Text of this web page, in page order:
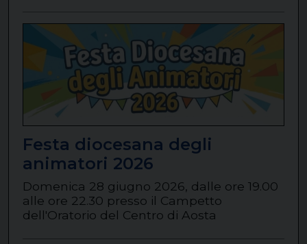
Festa diocesana degli
animatori 2026
Domenica 28 giugno 2026, dalle ore 19.00
alle ore 22.30 presso il Campetto
dell'Oratorio del Centro di Aosta